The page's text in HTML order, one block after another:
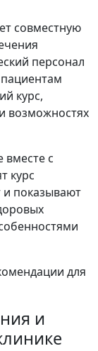
совместную
персонал
курс,
возможностях
вместе с
курс
и показывают
для
и